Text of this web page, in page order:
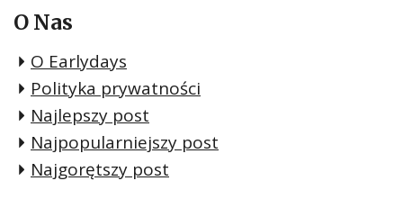
O Nas
O Earlydays
Polityka prywatności
Najlepszy post
Najpopularniejszy post
Najgorętszy post